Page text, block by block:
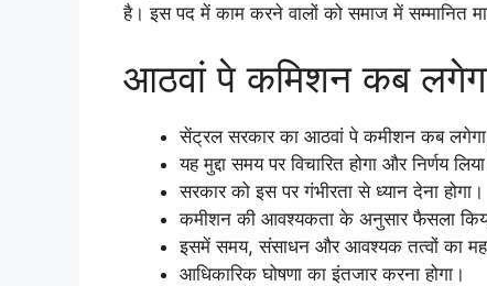
है। इस पद में काम करने वालों को समाज में सम्मानित
आठवां पे कमिशन कब
सेंट्रल सरकार का आठवां पे कमीशन कब
यह मुद्दा समय पर विचारित होगा और निर्णय
सरकार को इस पर गंभीरता से ध्यान देना होगा।
कमीशन की आवश्यकता के अनुसार फैसला
इसमें समय, संसाधन और आवश्यक तत्वों का
आधिकारिक घोषणा का इंतजार करना होगा।